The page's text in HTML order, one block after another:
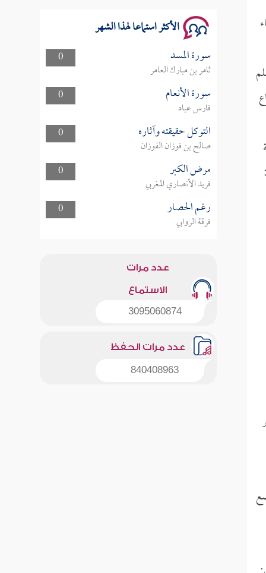
الأكثر استماعا لهذا الشهر
0 سورة المسد
ثامر بن مبارك العامر
0
سورة الأنعام
فارس عباد
0
التوكل حقيقته وآثاره
صالح بن فوزان الفوزان
0
مرض الكبر
فريد الأنصاري المغربي
0
رغم الحصار
فرقة الروابي
عدد مرات
الاستماع
3095060874
عدد مرات الحفظ
840408963